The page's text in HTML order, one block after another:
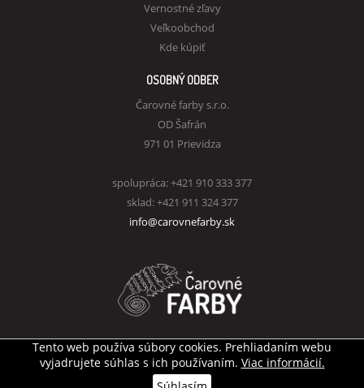
Tento web používa súbory cookies. Prehliadaním webu
vyjadrujete súhlas s ich používaním. Viac informácií.
Vernostné zľavy
Veľkoobchod
Kde kúpiť
OSOBNÝ ODBER
Čarovné farby s.r.o.
OD Šafrán
971 01 Prievidza
spolupráca: +421 910 333 377
sklad: +421 911 324 377
info@carovnefarby.sk
Všetky práva vyhradené© Čarovné farby s.r.o.
Tvorba internetového obchoduAZn webdesign